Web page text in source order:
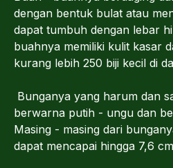
dengan bentuk bulat atau
dapat tumbuh dengan lebar
buahnya memiliki kulit kasar
kurang lebih 250 biji kecil di
Bunganya yang harum dan
berwarna putih - ungu dan
Masing - masing dari
dapat mencapai hingga 7,6